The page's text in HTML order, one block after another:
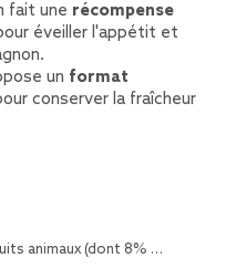
fait une récompense
éveiller l'appétit et
un format
conserver la fraîcheur
animaux (dont 8% …